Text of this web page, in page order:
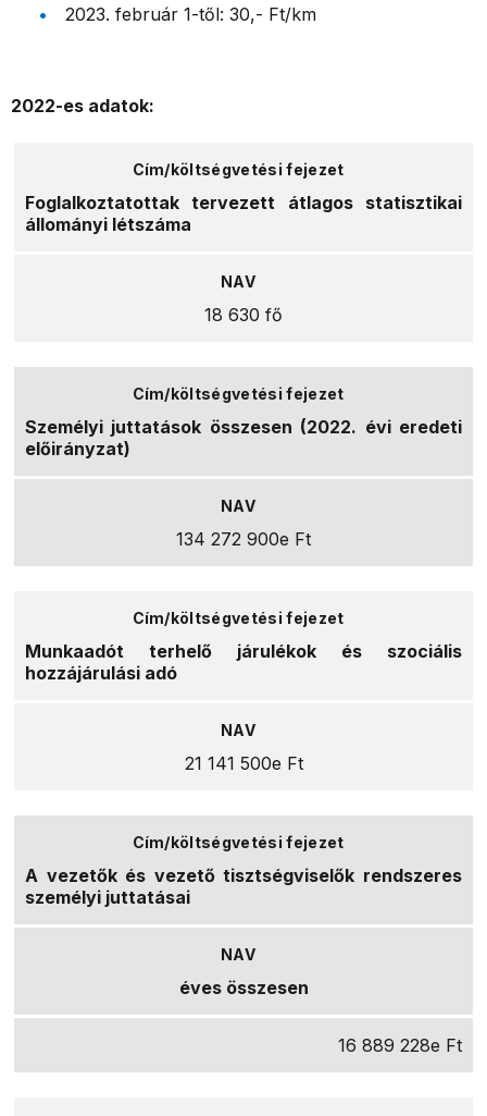
2023. február 1-től: 30,- Ft/km
2022-es adatok:
Foglalkoztatottak tervezett átlagos statisztikai
állományi létszáma
18 630 fő
Személyi juttatások összesen (2022. évi eredeti
előirányzat)
134 272 900e Ft
Munkaadót terhelő járulékok és szociális
hozzájárulási adó
21 141 500e Ft
A vezetők és vezető tisztségviselők rendszeres
személyi juttatásai
éves összesen
16 889 228e Ft